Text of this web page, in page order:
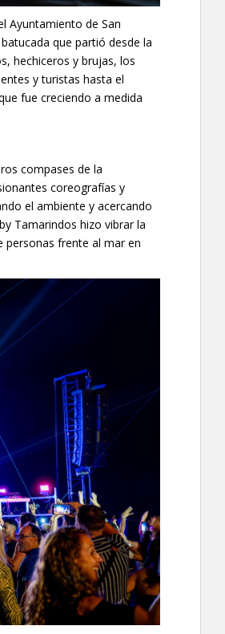
Ayuntamiento de San
que partió desde la
hechiceros y brujas, los
y turistas hasta el
fue creciendo a medida
compases de la
coreografías y
el ambiente y acercando
Tamarindos hizo vibrar la
personas frente al mar en